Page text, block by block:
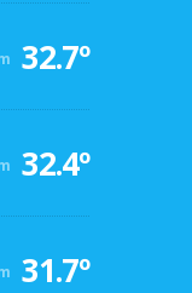
32.7º
32.4º
31.7º